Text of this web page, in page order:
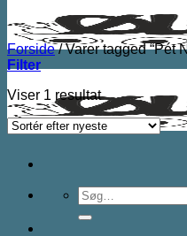
Søg
efter:
Forside /Varer tagged “Pét
Filter
Viser 1 resultat